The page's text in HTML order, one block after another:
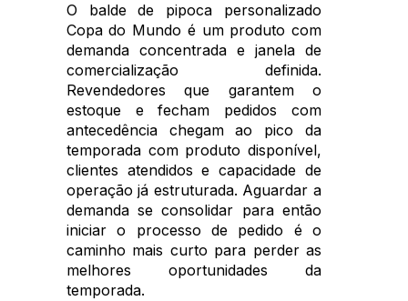
O balde de pipoca personalizado
Copa do Mundo é um produto com
demanda concentrada e janela de
comercialização definida.
Revendedores que garantem o
estoque e fecham pedidos com
antecedência chegam ao pico da
temporada com produto disponível,
clientes atendidos e capacidade de
operação já estruturada. Aguardar a
demanda se consolidar para então
iniciar o processo de pedido é o
caminho mais curto para perder as
melhores oportunidades da
temporada.